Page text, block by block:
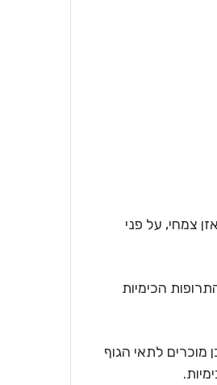
צמחי, על פני
הכימיות
מוכרים לתאי הגוף